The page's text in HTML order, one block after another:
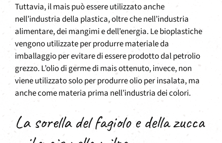
Tuttavia, il mais può essere utilizzato anche
nell’industria della plastica, oltre che nell’industria
alimentare, dei mangimi e dell’energia. Le bioplastiche
vengono utilizzate per produrre materiale da
imballaggio per evitare di essere prodotto dal petrolio
grezzo. L’olio di germe di mais ottenuto, invece, non
viene utilizzato solo per produrre olio per insalata, ma
anche come materia prima nell’industria dei colori.
La sorella del fagiolo e della zucca